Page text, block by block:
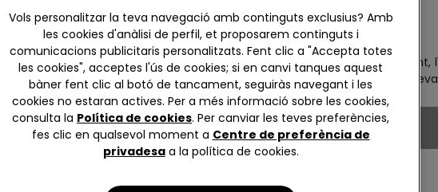
de Cotó
null
Lamentablement,
pot afegir a la
Vols personalitzar la teva navegació amb continguts exclusius? Amb
les cookies d'anàlisi de perfil, et proposarem continguts i
comunicacions publicitaris personalitzats. Fent clic a "Accepta totes
les cookies", acceptes l'ús de cookies; si en canvi tanques aquest
bàner fent clic al botó de tancament, seguiràs navegant i les
cookies no estaran actives. Per a més informació sobre les cookies,
consulta la Política de cookies. Per canviar les teves preferències,
fes clic en qualsevol moment a Centre de preferència de
privadesaa la política de cookies.